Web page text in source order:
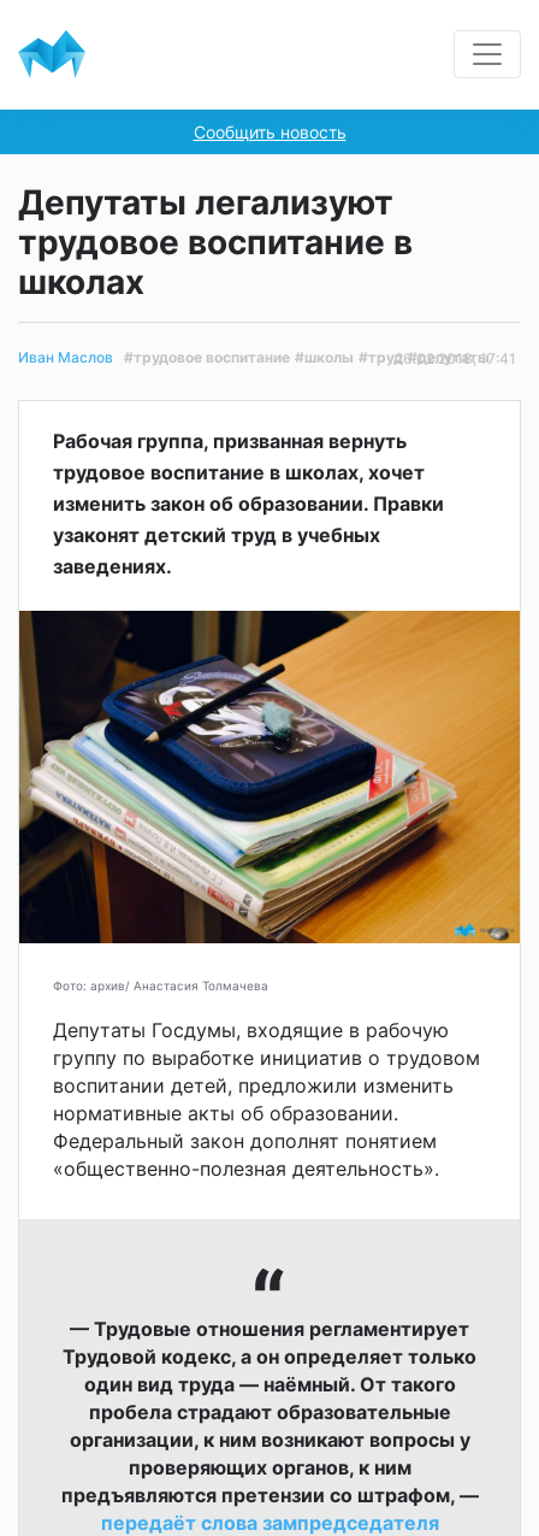
Сообщить новость
Депутаты легализуют
трудовое воспитание в
школах
Иван Маслов #трудовое воспитание #школы #труд #депутаты
26.02.2018, 17:41
Рабочая группа, призванная вернуть
трудовое воспитание в школах, хочет
изменить закон об образовании. Правки
узаконят детский труд в учебных
заведениях.
Фото: архив/ Анастасия Толмачева
Депутаты Госдумы, входящие в рабочую
группу по выработке инициатив о трудовом
воспитании детей, предложили изменить
нормативные акты об образовании.
Федеральный закон дополнят понятием
«общественно-полезная деятельность».
— Трудовые отношения регламентирует
Трудовой кодекс, а он определяет только
один вид труда — наёмный. От такого
пробела страдают образовательные
организации, к ним возникают вопросы у
проверяющих органов, к ним
предъявляются претензии со штрафом, —
передаёт слова зампредседателя